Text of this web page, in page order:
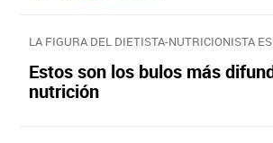
Estos son los bulos más
nutrición